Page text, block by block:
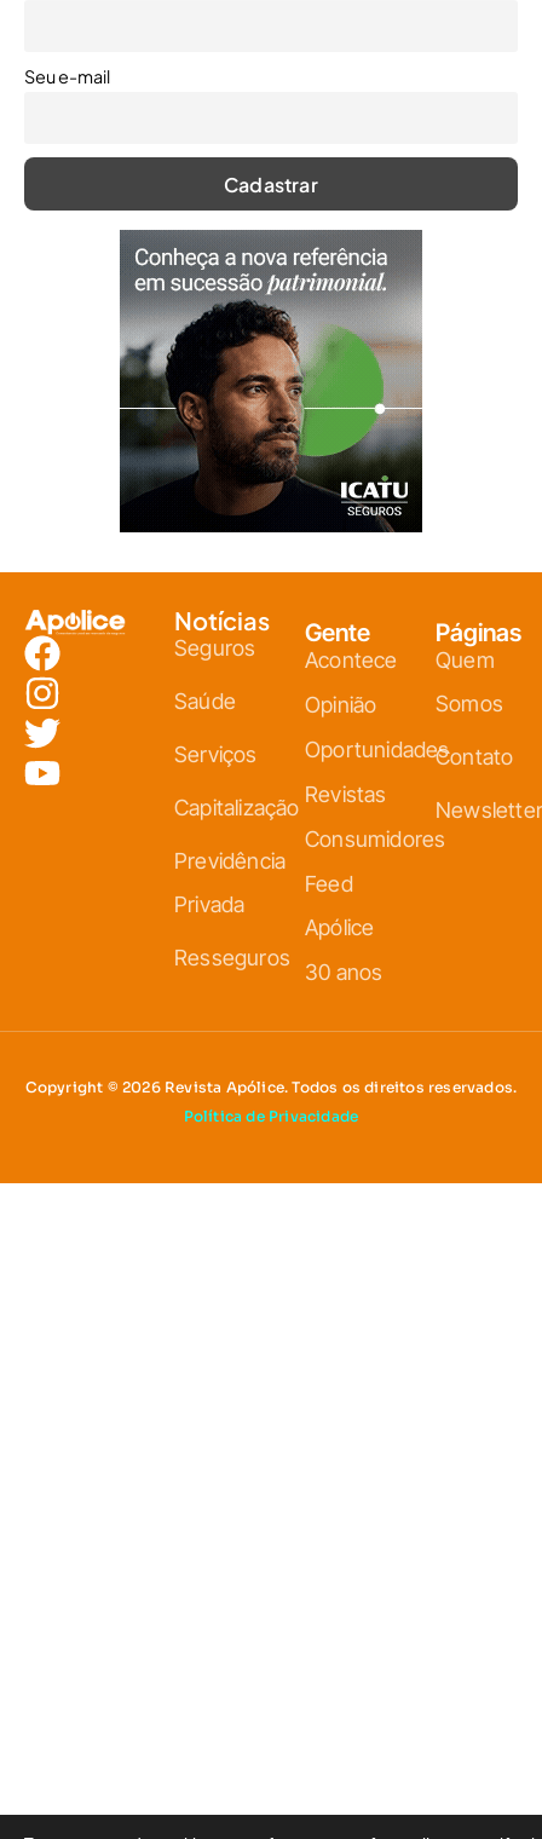
Seu e-mail
Notícias
Seguros
Saúde
Serviços
Capitalização
Previdência
Privada
Resseguros
Gente
Acontece
Opinião
Oportunidades
Revistas
Consumidores
Feed
Apólice
30 anos
Páginas
Quem
Somos
Contato
Newsletter
Copyright © 2026 Revista Apólice. Todos os direitos reservados.
Política de Privacidade